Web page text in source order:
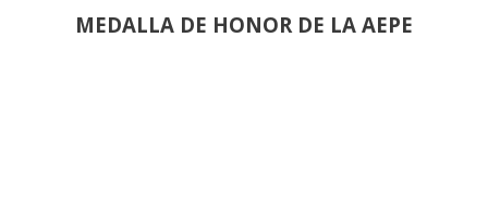
MEDALLA DE HONOR DE LA AEPE